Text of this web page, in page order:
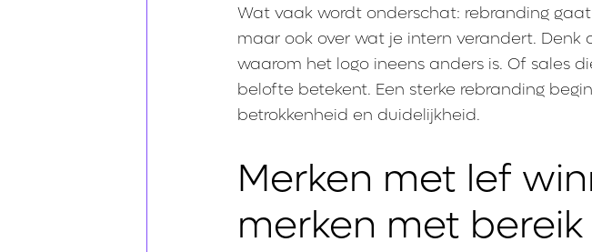
Wat vaak wordt onderschat: rebranding
maar ook over wat je intern verandert. Denk
waarom het logo ineens anders is. Of sales
belofte betekent. Een sterke rebranding
betrokkenheid en duidelijkheid.
Merken met lef
merken met bereik